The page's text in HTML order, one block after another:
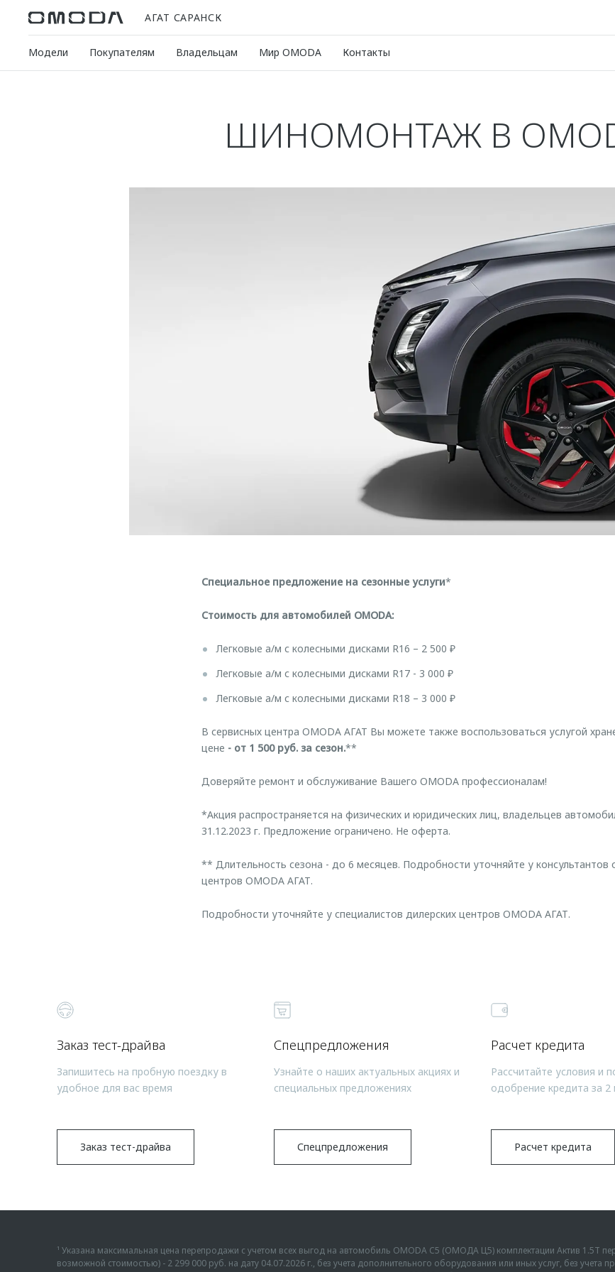
АГАТ САРАНСК
Модели Покупателям Владельцам Мир OMODA Контакты
ШИНОМОНТАЖ В
Специальное предложение на сезонные услуги*
Стоимость для автомобилей OMODA:
Легковые а/м с колесными дисками R16 – 2 500 ₽
Легковые а/м с колесными дисками R17 - 3 000 ₽
Легковые а/м с колесными дисками R18 – 3 000 ₽
В сервисных центра OMODA АГАТ Вы можете также воспользоваться услугой
цене - от 1 500 руб. за сезон.**
Доверяйте ремонт и обслуживание Вашего OMODA профессионалам!
*Акция распространяется на физических и юридических лиц, владельцев
31.12.2023 г. Предложение ограничено. Не оферта.
** Длительность сезона - до 6 месяцев. Подробности уточняйте у консультантов
центров OMODA АГАТ.
Подробности уточняйте у специалистов дилерских центров OMODA АГАТ.
Заказ тест-драйва
Запишитесь на пробную поездку в
удобное для вас время
Заказ тест-драйва
Спецпредложения
Узнайте о наших актуальных акциях и
специальных предложениях
Спецпредложения
Расчет кредита
Рассчитайте условия и
одобрение кредита за 2
Расчет кредита
¹ Указана максимальная цена перепродажи с учетом всех выгод на автомобиль OMODA C5 (ОМОДА Ц5) комплектации Актив 1.5Т
возможной стоимостью) - 2 299 000 руб. на дату 04.07.2026 г., без учета дополнительного оборудования или иных услуг, без